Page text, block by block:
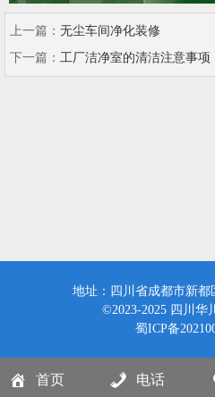
上一篇： 无尘车间净化装修
下一篇： 工厂洁净室的清洁注意事项
地址：四川省成都市新都
©2023-2025 四川华
蜀ICP备
首页 电话